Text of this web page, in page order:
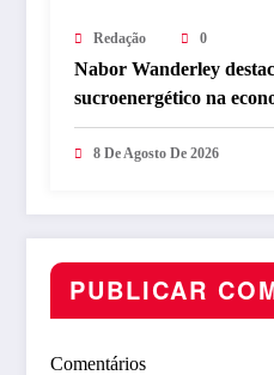
Redação 0
Nabor Wanderley
sucroenergético na
visita à Destilaria Tabu
8 De Agosto De 2026
PUBLICAR
Comentários